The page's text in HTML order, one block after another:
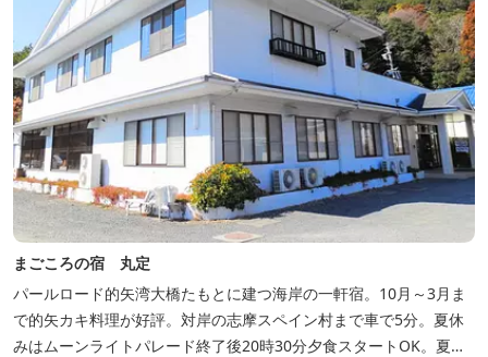
まごころの宿 丸定
パールロード的矢湾大橋たもとに建つ海岸の一軒宿。10月～3月ま
で的矢カキ料理が好評。対岸の志摩スペイン村まで車で5分。夏休
みはムーンライトパレード終了後20時30分夕食スタートOK。夏ガ